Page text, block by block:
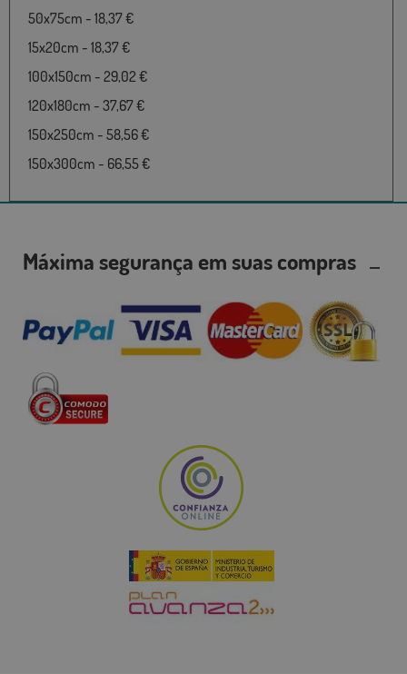
50x75cm - 18,37 €
15x20cm - 18,37 €
100x150cm - 29,02 €
120x180cm - 37,67 €
150x250cm - 58,56 €
150x300cm - 66,55 €
Máxima segurança em suas compras